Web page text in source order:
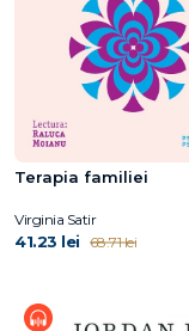
Terapia familiei
Virginia Satir
41.23 lei 68.71 lei